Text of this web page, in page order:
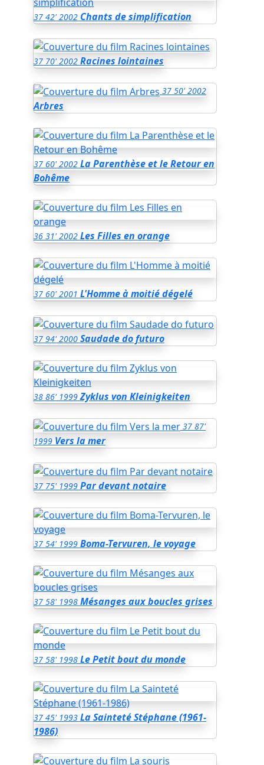
37 42' 2002 Chants de simplification
37 70' 2002 Racines lointaines
37 50' 2002
Arbres
37 60' 2002 La Parenthèse et le Retour en
Bohême
36 31' 2002 Les Filles en orange
37 60' 2001 L'Homme à moitié dégelé
37 94' 2000 Saudade do futuro
38 86' 1999 Zyklus von Kleinigkeiten
37 87'
1999 Vers la mer
37 75' 1999 Par devant notaire
37 54' 1999 Boma-Tervuren, le voyage
37 58' 1998 Mésanges aux boucles grises
37 58' 1998 Le Petit bout du monde
37 45' 1993 La Sainteté Stéphane (1961-
1986)